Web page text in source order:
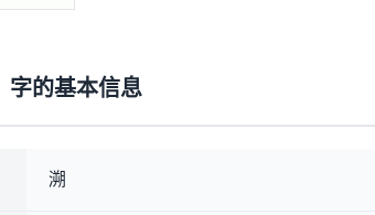
字的基本信息
溯